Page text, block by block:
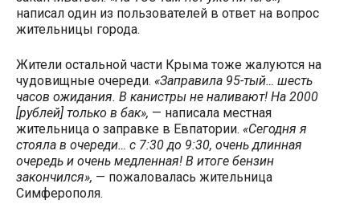
написал один из пользователей в ответ на вопрос
жительницы города.
Жители остальной части Крыма тоже жалуются на
чудовищные очереди. «Заправила 95-тый… шесть
часов ожидания. В канистры не наливают! На 2000
[рублей] только в бак», — написала местная
жительница о заправке в Евпатории. «Сегодня я
стояла в очереди… с 7:30 до 9:30, очень длинная
очередь и очень медленная! В итоге бензин
закончился», — пожаловалась жительница
Симферополя.